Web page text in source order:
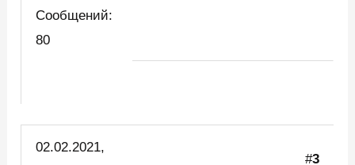
Сообщений:
80
02.02.2021,
#3